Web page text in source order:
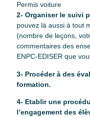
Permis voiture
2- Organiser le suivi
pouvez là aussi à tout
(nombre de leçons,
commentaires des
ENPC-EDISER que
3- Procéder à des
formation.
4- Etablir une
l’engagement des